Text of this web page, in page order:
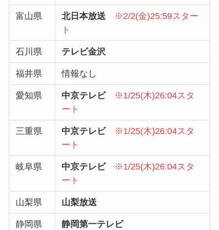
富山県 北日本放送
※2/2(金)25:59スター
ト
石川県 テレビ金沢
福井県 情報なし
愛知県 中京テレビ
※1/25(木)26:04スタ
ート
三重県 中京テレビ
※1/25(木)26:04スタ
ート
岐阜県 中京テレビ
※1/25(木)26:04スタ
ート
山梨県 山梨放送
静岡県 静岡第一テレビ